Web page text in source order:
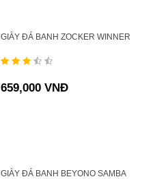
GIÀY ĐÁ BANH ZOCKER WINNER
659,000 VNĐ
GIÀY ĐÁ BANH BEYONO SAMBA